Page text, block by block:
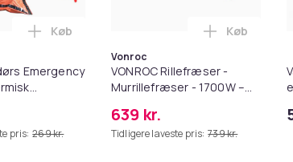
i kurven
Emergency
Sack
pris: 269 kr.
Læg 4 stk Udendørs Emergency Vandtæt
Køb
Vonroc
VONROC Rillefræser -
Murrillefræser - 1700W –
Tilbehør og 4 diamant
savklinger
639 kr.
Tidligere laveste pris: 739 kr.
Læg
Køb